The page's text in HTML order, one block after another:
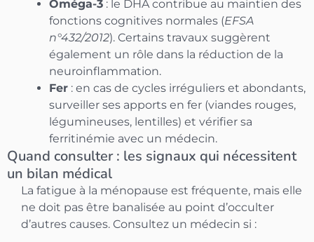
Oméga-3 : le DHA contribue au maintien des
fonctions cognitives normales (EFSA
n°432/2012). Certains travaux suggèrent
également un rôle dans la réduction de la
neuroinflammation.
Fer : en cas de cycles irréguliers et abondants,
surveiller ses apports en fer (viandes rouges,
légumineuses, lentilles) et vérifier sa
ferritinémie avec un médecin.
Quand consulter : les signaux qui nécessitent
un bilan médical
La fatigue à la ménopause est fréquente, mais elle
ne doit pas être banalisée au point d’occulter
d’autres causes. Consultez un médecin si :